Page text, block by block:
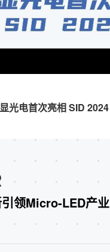
光电首次亮相 SID 2024
领Micro-LED产业